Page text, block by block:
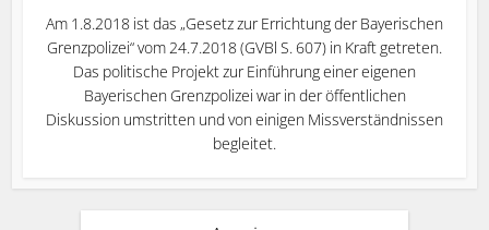
Am 1.8.2018 ist das „Gesetz zur Errichtung der Bayerischen
Grenzpolizei“ vom 24.7.2018 (GVBl S. 607) in Kraft getreten.
Das politische Projekt zur Einführung einer eigenen
Bayerischen Grenzpolizei war in der öffentlichen
Diskussion umstritten und von einigen Missverständnissen
begleitet.